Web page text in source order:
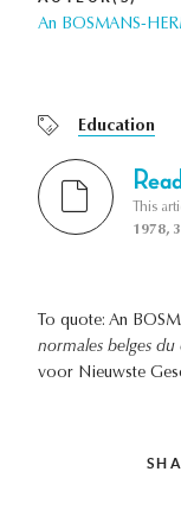
An BOSMANS-
Education
This
1978,
To quote: An
normales belges du
voor Nieuwste